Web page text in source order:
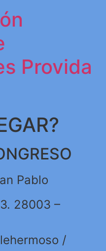
Provida
Pablo
28003 –
/